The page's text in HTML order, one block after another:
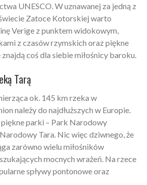
UNESCO. W uznawanej za jedną z
Zatoce Kotorskiej warto
Verige z punktem widokowym,
z czasów rzymskich oraz piękne
coś dla siebie miłośnicy baroku.
Tarą
ok. 145 km rzeka w
należy do najdłuższych w Europie.
parki – Park Narodowy
Tara. Nic więc dziwnego, że
zarówno wielu miłośników
mocnych wrażeń. Na rzece
spływy pontonowe oraz